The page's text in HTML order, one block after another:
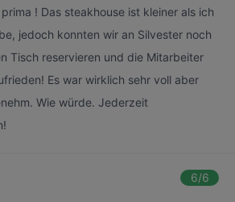
! Das steakhouse ist kleiner als ich
jedoch konnten wir an Silvester noch
Tisch reservieren und die Mitarbeiter
Es war wirklich sehr voll aber
Wie würde. Jederzeit
6/6